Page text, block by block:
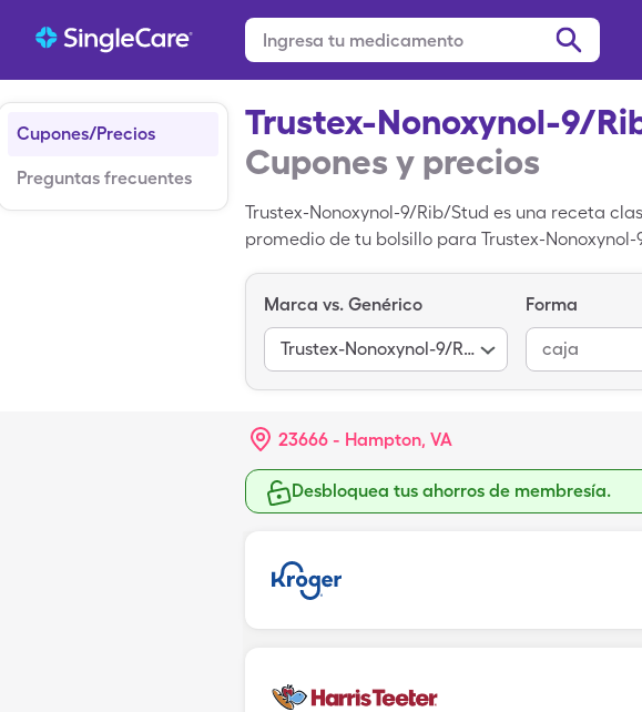
Cupones/Precios
Preguntas frecuentes
Trustex-Nonoxynol-9/
Cupones y precios
Trustex-Nonoxynol-9/Rib/Stud es una receta
promedio de tu bolsillo para Trustex-
Marca vs. Genérico
Trustex-Nonoxynol-9/Rib/Stud
Forma
caja
23666 - Hampton, VA
Desbloquea tus ahorros de membresía.